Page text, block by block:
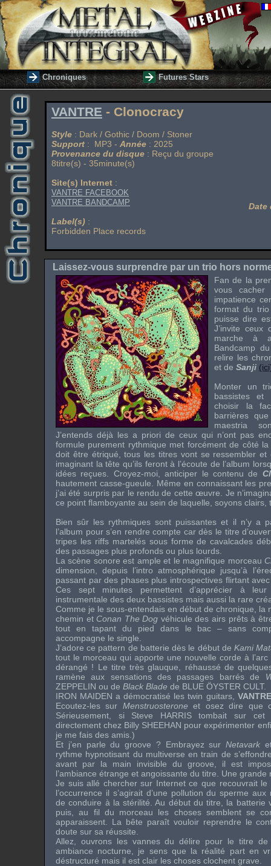
Chroniques Futures Stars
VANTRE - Clonocracy
Style : Dark / Gothic / Doom / Stoner
Support : MP3 - Année : 2025
Provenance du disque : Reçu du groupe
8titre(s) - 35minute(s)
Site(s) Internet :
VANTRE FACEBOOK
VANTRE BANDCAMP
Label(s) :
Forbidden Place records
Date
Laissez-vous surprendre par un trio hors
Fan de la
vous cacher
impatience
format du
puisse dire
J’invite ceux
marche à
Bandcamp
relire les
et de Sanji
Monter un
bassistes et
choisir la
barrières
maestria
J’entends déjà les a priori de ceux qui n’ont pas
formule purement rythmique met forcément de côté
doit être étriqué, tous les titres vont se ressembler
imaginant la tête qu’ils feront à l’écoute de l’album
idées reçues. Croyez-moi, anticiper le contenu de
hautement casse-gueule. Même en connaissant les
j’ai été surpris par le rendu de cette œuvre. Je
ce point flamboyante au sein de laquelle, soyons clairs,
Bien sûr les rythmiques sont puissantes et il n’y a
l’album pour s’en rendre compte car dès le titre
tripes les riffs martelés sous forme de cavalcades
des passages plus profonds ou plus lourds.
La scène sonore est ample et le magnifique morceau
dimension, depuis l’intro atmosphérique jusqu’à
passant par des phases plus introspectives flirtant
Ces sept minutes permettent d’apprécier à
instrumentale des deux bassistes mais aussi la rare
Comme je le sous-entendais en début de chronique, la
chemin et Conan The Dog véhicule des airs prêts à
tout en tapant du pied dans le bac – sans
accompagne le single.
J’adore ce pattern de batterie dès le début deKami
tout le morceau qui apporte une nouvelle corde à
dérangé ! Le titre très glauque, réhaussé de
ramène aux sensations des passages barrés de
ZEPPELIN ou de Black Blade de BLUE ÖYSTER CULT.
IRON MAIDEN a démocratisé les twin guitars, VANTRE
Ecoutez-les sur Menstruosterone et osez dire que
Sérieusement, si Steve HARRIStombait sur cet
directement chez Billy SHEEHAN pour expérimenter
je me fais des amis.)
Et j’en parle du groove ? Embrayez sur Netavark
rythme hypnotisant du multiverse en train de
avant par la main invisible du groove, il est
l’ambiance étrange et angoissante du titre. Une grande
Je suis allé chercher sur Internet ce que recouvrait
l’occurrence il s’agirait d’une pollution du sperme
de conduire à la stérilité. Au début du titre, la batterie
puis, au fil du morceau les choses semblent se
apparaissent. La bête paraît vouloir reprendre le
doute sur sa réussite.
Allez, ouvrons les vannes du délire pour le titre
ambiance nocturne, je sens que la réalité part en
déstructuré mais il est clair les choses clochent grave.